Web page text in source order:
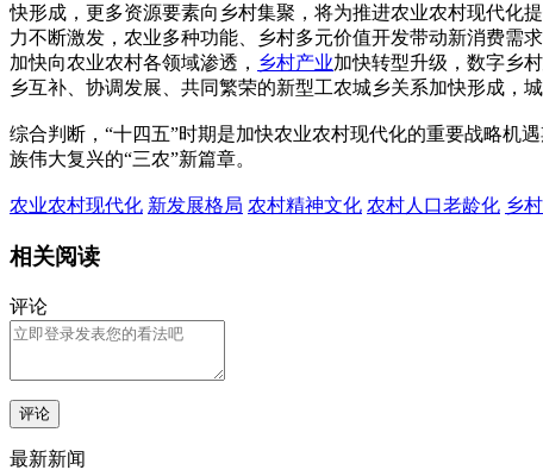
快形成，更多资源要素向乡村集聚，将为推进农业农村现代化
力不断激发，农业多种功能、乡村多元价值开发带动新消费需
加快向农业农村各领域渗透， 乡村产业加快转型升级，数字乡
乡互补、协调发展、共同繁荣的新型工农城乡关系加快形成，
综合判断，“十四五”时期是加快农业农村现代化的重要战略机
族伟大复兴的“三农”新篇章。
农业农村现代化 新发展格局 农村精神文化 农村人口老龄化 乡
相关阅读
评论
评论
最新新闻